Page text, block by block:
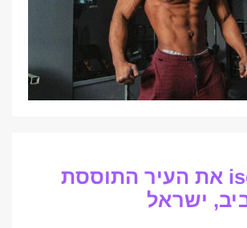
iscovering את העיר התוססת
ישראל